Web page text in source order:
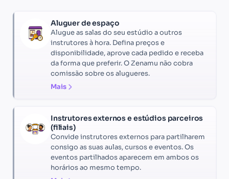
Aluguer de espaço
Alugue as salas do seu estúdio a outros
instrutores à hora. Defina preços e
disponibilidade, aprove cada pedido e receba
da forma que preferir. O Zenamu não cobra
comissão sobre os alugueres.
Mais
Instrutores externos e estúdios parceiros
(filiais)
Convide instrutores externos para partilharem
consigo as suas aulas, cursos e eventos. Os
eventos partilhados aparecem em ambos os
horários ao mesmo tempo.